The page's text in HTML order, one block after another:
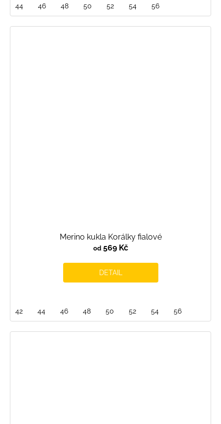
44 46 48 50 52 54 56
Merino kukla Korálky fialové
od569 Kč
DETAIL
42 44 46 48 50 52 54 56